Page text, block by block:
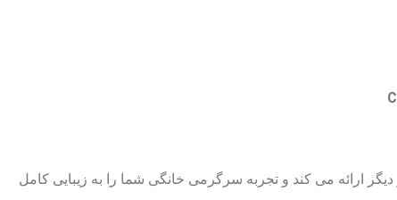
ارائه می کند و تجربه سرگرمی خانگی شما را به زیبایی کامل